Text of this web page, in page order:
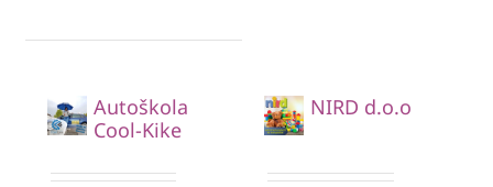
Autoškola
Cool-Kike
NIRD d.o.o